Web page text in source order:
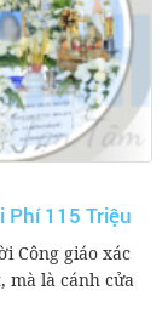
Phí 115 Triệu
Công giáo xác
mà là cánh cửa